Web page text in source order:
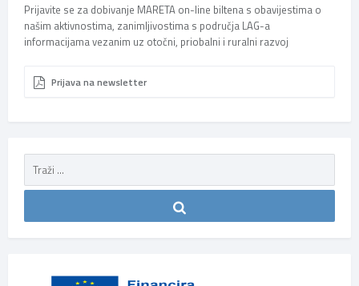
Prijavite se za dobivanje MARETA on-line biltena s obavijestima o
našim aktivnostima, zanimljivostima s područja LAG-a
informacijama vezanim uz otočni, priobalni i ruralni razvoj
Prijava na newsletter